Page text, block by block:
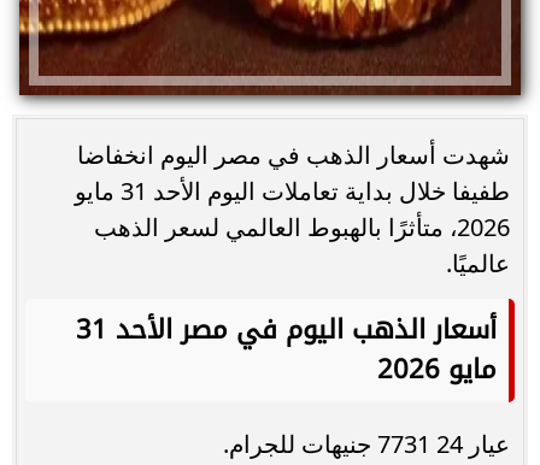
شهدت أسعار الذهب في مصر اليوم انخفاضا
طفيفا خلال بداية تعاملات اليوم الأحد 31 مايو
2026، متأثرًا بالهبوط العالمي لسعر الذهب
عالميًا.
أسعار الذهب اليوم في مصر الأحد 31
مايو 2026
عيار 24 7731 جنيهات للجرام.